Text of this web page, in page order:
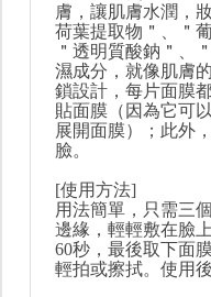
膚，讓肌膚水潤，
荷葉提取物＂、＂
＂透明質酸鈉＂、
濕成分，就像肌膚
鎖設計，每片面膜
貼面膜（因為它可
展開面膜）；此外
臉。
[使用方法]
用法簡單，只需三
邊緣，輕輕敷在臉
60秒，最後取下面
輕拍或擦拭。使用